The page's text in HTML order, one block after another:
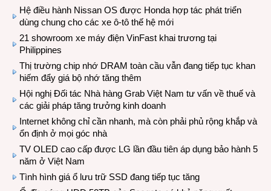
Hệ điều hành Nissan OS được Honda hợp tác phát triển
dùng chung cho các xe ô-tô thế hệ mới
21 showroom xe máy điện VinFast khai trương tại
Philippines
Thị trường chip nhớ DRAM toàn cầu vẫn đang tiếp tục khan
hiếm đẩy giá bộ nhớ tăng thêm
Hội nghị Đối tác Nhà hàng Grab Việt Nam tư vấn về thuế và
các giải pháp tăng trưởng kinh doanh
Internet không chỉ cần nhanh, mà còn phải phủ rộng khắp và
ổn định ở mọi góc nhà
TV OLED cao cấp được LG lần đầu tiên áp dụng bảo hành 5
năm ở Việt Nam
Tình hình giá ổ lưu trữ SSD đang tiếp tục tăng